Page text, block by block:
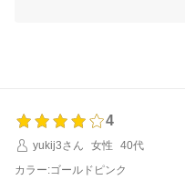
お買い上げ商品は少しでもお
これからもまた何がございま
を開始してください。
今後も変わらぬご愛顧のほど
4
yukij3さん
女性
40代
カラー:ゴールドピンク